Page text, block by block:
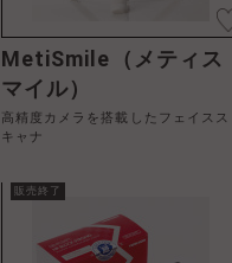
MetiSmile（メティス
マイル）
高精度カメラを搭載したフェイスス
キャナ
販売終了